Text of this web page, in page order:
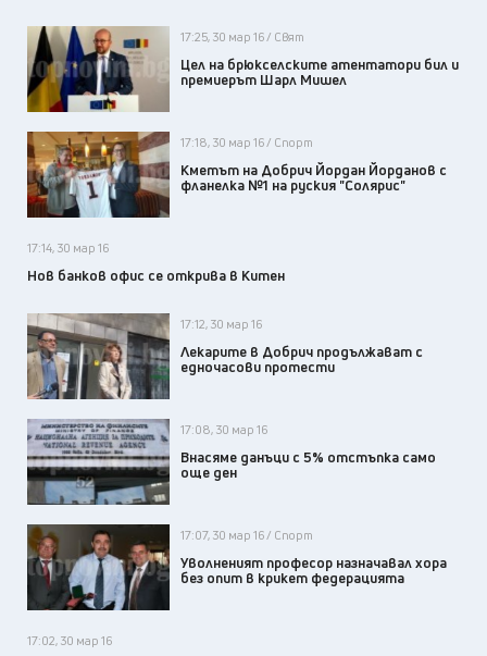
17:25, 30 мар 16 / Свят
Цел на брюкселските атентатори бил и
премиерът Шарл Мишел
17:18, 30 мар 16 / Спорт
Кметът на Добрич Йордан Йорданов с
фланелка №1 на руския "Солярис"
17:14, 30 мар 16
Нов банков офис се открива в Китен
17:12, 30 мар 16
Лекарите в Добрич продължават с
едночасови протести
17:08, 30 мар 16
Внасяме данъци с 5% отстъпка само
още ден
17:07, 30 мар 16 / Спорт
Уволненият професор назначавал хора
без опит в крикет федерацията
17:02, 30 мар 16